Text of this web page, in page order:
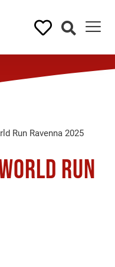
Run Ravenna 2025
Run